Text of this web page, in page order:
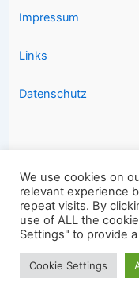
Impressum
Links
Datenschutz
Copyright ©
We use cookies on
relevant experience
repeat visits. By
use of ALL the
Settings" to provide
Cookie Settings